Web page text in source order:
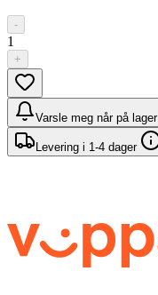
-
1
+
Varsle meg når på lager
Levering i 1-4 dager